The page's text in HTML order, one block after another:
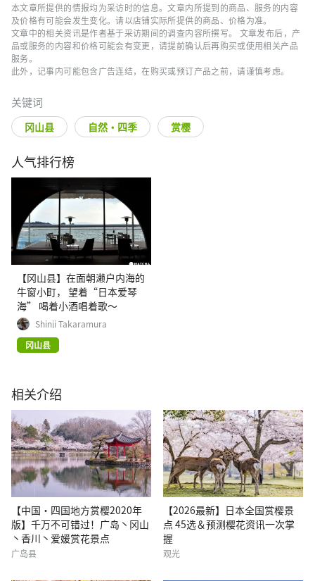
本文章所提供的情报均为采访时的信息。文章内所提到的商品、服务的内容
及价格有可能会发生变化。请以店铺实际所提供的商品、价格为准。
文章中的相关资讯是作者基于采访期间的调查内容所撰写。 文章发布后，产
品或服务的内容和价格可能会有变更，请提前确认后再购买或使用相关产品
服务。
此外，记事内可能包含广告连结，在购买或预订产品之前，请谨慎考虑。
关键词
冈山县 自然・四季 赏樱
人气排行榜
【冈山县】在面朝濑户内海的
牛窗小町， 望着“日本爱琴
海” 喝着小酒唱着歌～
Shinji Takaramura
冈山县
相关介绍
【中国・四国地方赏樱2020年
版】千万不可错过！广岛丶冈山
丶香川丶爱媛赏花景点
广岛县
【2026最新】日本全国赏樱景
点 45选＆预测樱花资讯一次掌
握
观光